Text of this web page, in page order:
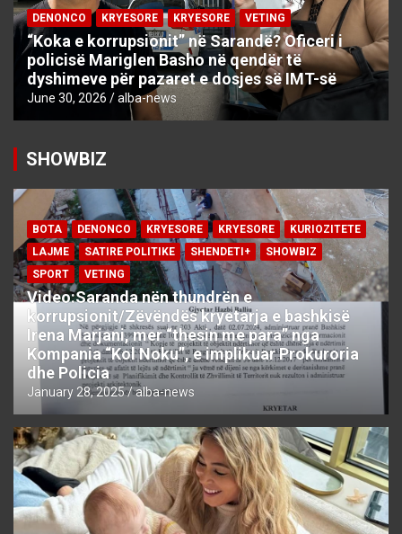
DENONCO KRYESORE KRYESORE VETING
“Koka e korrupsionit” në Sarandë? Oficeri i
policisë Mariglen Basho në qendër të
dyshimeve për pazaret e dosjes së IMT-së
June 30, 2026 alba-news
SHOWBIZ
BOTA DENONCO KRYESORE KRYESORE
KURIOZITETE
LAJME
SATIRE POLITIKE SHENDETI+
SHOWBIZ
SPORT
VETING
Video:Saranda nën thundrën e
korrupsionit/Zëvëndës kryetarja e bashkisë
Irena Marjani, mer “thesin me para” nga
Kompania “Kol Noku”, e implikuar Prokuroria
dhe Policia
January 28, 2025 alba-news